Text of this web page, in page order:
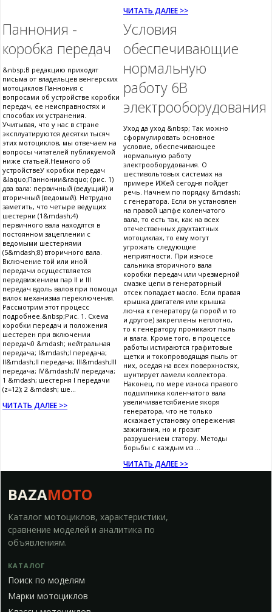
ЧИТАТЬ ДАЛЕЕ >>
Паннония -
коробка передач
&nbsp;В редакцию приходят
письма от владельцев венгерских
мотоциклов Паннония с
вопросами об устройстве коробки
передач, ее неисправностях и
способах их устранения.
Учитывая, что у нас в стране
эксплуатируются десятки тысяч
этих мотоциклов, мы отвечаем на
вопросы читателей публикуемой
ниже статьей.Немного об
устройствеУ коробки передач
&laquo;Паннонии&raquo; (рис. 1)
два вала: первичный (ведущий) и
вторичный (ведомый). Нетрудно
заметить, что четыре ведущих
шестерни (1&mdash;4)
первичного вала находятся в
постоянном зацеплении с
ведомыми шестернями
(5&mdash;8) вторичного вала.
Включение той или иной
передачи осуществляется
передвижением пар II и III
передач вдоль валов при помощи
вилок механизма переключения.
Рассмотрим этот процесс
подробнее.&nbsp;Рис. 1. Схема
коробки передач и положения
шестерен при включении
передач0 &mdash; нейтральная
передача; I&mdash;I передача;
II&mdash;II передача; III&mdash;III
передача; IV&mdash;IV передача;
1 &mdash; шестерня I передачи
(z=12); 2 &mdash; ше...
ЧИТАТЬ ДАЛЕЕ >>
Условия
обеспечивающие
нормальную
работу 6В
электрооборудования
Уход да уход &nbsp; Так можно
сформулировать основное
условие, обеспечивающее
нормальную работу
электрооборудования. О
шестивольтовых системах на
примере ИЖей сегодня пойдет
речь. Начнем по порядку &mdash;
с генератора. Если он установлен
на правой цапфе коленчатого
вала, то есть так, как на всех
отечественных двухтактных
мотоциклах, то ему могут
угрожать следующие
неприятности. При износе
сальника вторичного вала
коробки передач или чрезмерной
смазке цепи в генераторный
отсек попадает масло. Если правая
крышка двигателя или крышка
лючка к генератору (а порой и то
и другое) закреплены неплотно,
то к генератору проникают пыль
и влага. Кроме того, в процессе
работы истираются графитовые
щетки и токопроводящая пыль от
них, оседая на всех поверхностях,
шунтирует ламели коллектора.
Наконец, по мере износа правого
подшипника коленчатого вала
увеличиваетсябиение якоря
генератора, что не только
искажает установку опережения
зажигания, но и грозит
разрушением статору. Методы
борьбы с каждым из ...
ЧИТАТЬ ДАЛЕЕ >>
BAZAMOTO
Каталог мотоциклов, характеристики,
сравнение моделей и аналитика по
объявлениям.
КАТАЛОГ
Поиск по моделям
Марки мотоциклов